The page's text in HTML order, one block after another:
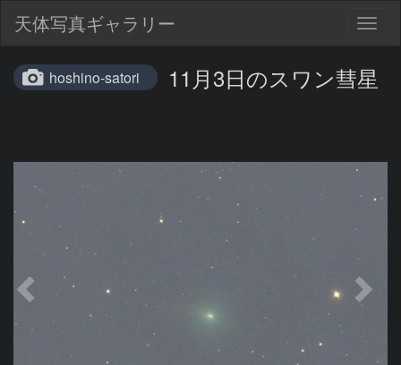
天体写真ギャラリー
hoshino-satori 11月3日のスワン彗星